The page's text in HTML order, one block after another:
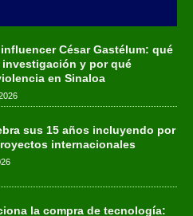
César Gastélum: qué
investigación y por qué
en Sinaloa
sus 15 años incluyendo por
internacionales
la compra de tecnología: